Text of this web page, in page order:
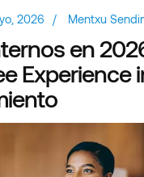
2026 / Mentxu
en
Experience